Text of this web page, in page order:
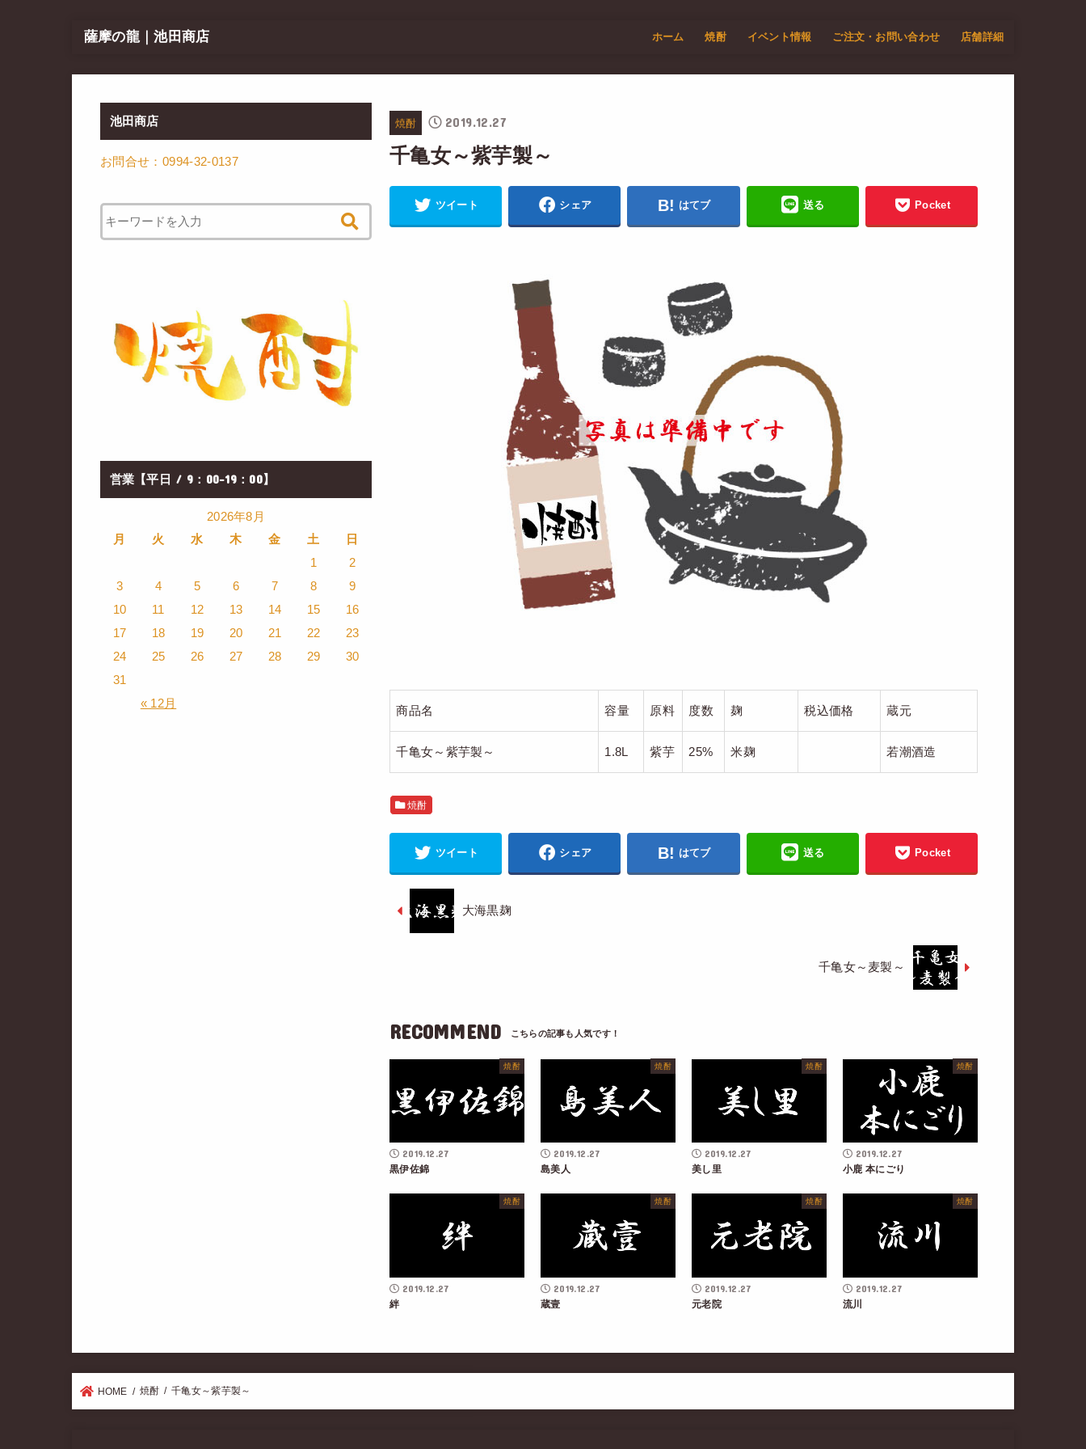
薩摩の龍｜池田商店 ホーム 焼酎 イベント情報 ご注文・お問い合わせ 店舗詳細
焼酎 2019.12.27
千亀女～紫芋製～
ツイート シェア はてブ 送る Pocket
商品名 容量 原料 度数 麹 税込価格 蔵元
千亀女～紫芋製～ 1.8L 紫芋 25% 米麹 若潮酒造
焼酎
ツイート シェア はてブ 送る Pocket
大海黒麹
千亀女～麦製～
RECOMMEND
焼酎
2019.12.27
黒伊佐錦
焼酎
2019.12.27
島美人
焼酎
2019.12.27
美し里
焼酎
2019.12.27
小鹿 本にごり
焼酎
2019.12.27
絆
焼酎
2019.12.27
蔵壹
焼酎
2019.12.27
元老院
焼酎
2019.12.27
流川
池田商店
お問合せ：0994-32-0137
営業【平日 / 9：00-19：00】
2026年8月
月
火 水 木 金 土 日
« 12月
1
2
3
4 5 6 7 8
9
10
11 12 13 14 15
16
17
18 19 20 21 22
23
24
25 26 27 28 29
30
31
HOME 焼酎 千亀女～紫芋製～